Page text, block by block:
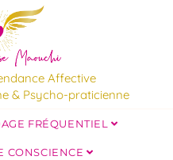
Affective
& Psycho-praticienne
FRÉQUENTIEL
CONSCIENCE